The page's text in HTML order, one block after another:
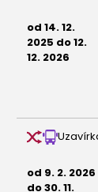
od 14. 12.
2025 do 12.
12. 2026
od 9. 2. 2026
do 30. 11.